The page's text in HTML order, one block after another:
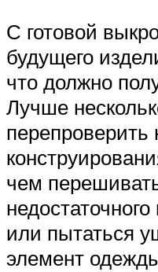
С готовой
будущего
что должно
Лучше
перепроверить
чем
или пытаться
элемент